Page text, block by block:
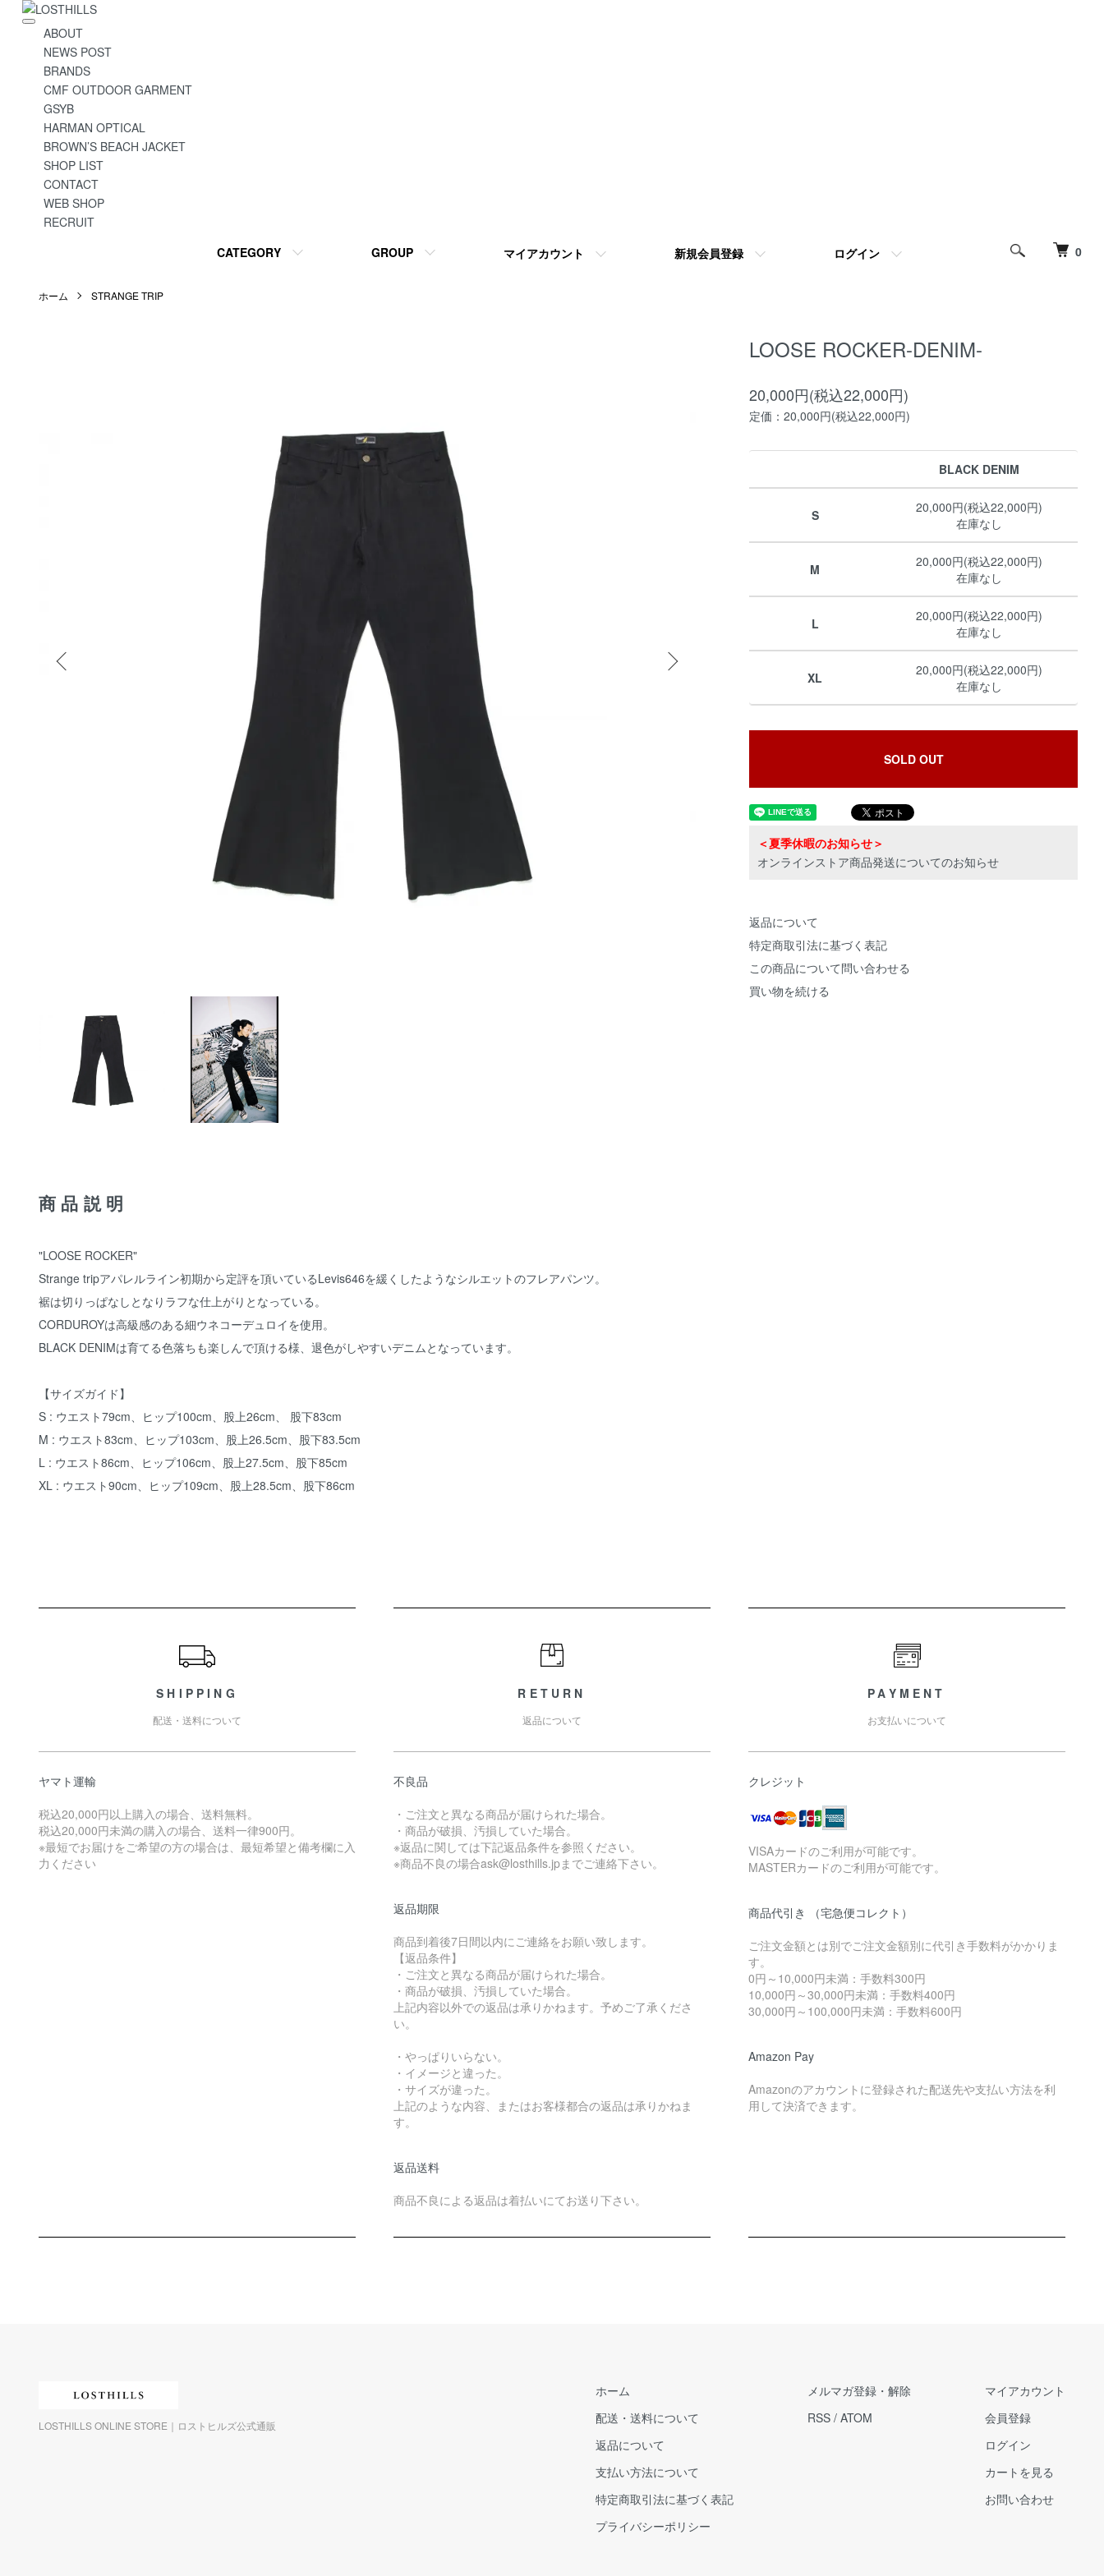
ABOUT
NEWS POST
BRANDS
CMF OUTDOOR GARMENT
GSYB
HARMAN OPTICAL
BROWN’S BEACH JACKET
SHOP LIST
CONTACT
WEB SHOP
RECRUIT
0
CATEGORY GROUP マイアカウント 新規会員登録 ログイン
ホーム STRANGE TRIP
LOOSE ROCKER-DENIM-
20,000円(税込22,000円)
定価：20,000円(税込22,000円)
BLACK DENIM
S
20,000円(税込22,000円)
在庫なし
M
20,000円(税込22,000円)
在庫なし
L
20,000円(税込22,000円)
在庫なし
XL
20,000円(税込22,000円)
在庫なし
SOLD OUT
＜夏季休暇のお知らせ＞
オンラインストア商品発送についてのお知らせ
返品について
特定商取引法に基づく表記
この商品について問い合わせる
買い物を続ける
商品説明
"LOOSE ROCKER"
Strange tripアパレルライン初期から定評を頂いているLevis646を緩くしたようなシルエットのフレアパンツ。
裾は切りっぱなしとなりラフな仕上がりとなっている。
CORDUROYは高級感のある細ウネコーデュロイを使用。
BLACK DENIMは育てる色落ちも楽しんで頂ける様、退色がしやすいデニムとなっています。
【サイズガイド】
S : ウエスト79cm、ヒップ100cm、股上26cm、 股下83cm
M : ウエスト83cm、ヒップ103cm、股上26.5cm、股下83.5cm
L : ウエスト86cm、ヒップ106cm、股上27.5cm、股下85cm
XL : ウエスト90cm、ヒップ109cm、股上28.5cm、股下86cm
SHIPPING
配送・送料について
ヤマト運輸
税込20,000円以上購入の場合、送料無料。
税込20,000円未満の購入の場合、送料一律900円。
※最短でお届けをご希望の方の場合は、最短希望と備考欄に入
力ください
RETURN
返品について
不良品
・ご注文と異なる商品が届けられた場合。
・商品が破損、汚損していた場合。
※返品に関しては下記返品条件を参照ください。
※商品不良の場合ask@losthills.jpまでご連絡下さい。
返品期限
商品到着後7日間以内にご連絡をお願い致します。
【返品条件】
・ご注文と異なる商品が届けられた場合。
・商品が破損、汚損していた場合。
上記内容以外での返品は承りかねます。予めご了承くださ
い。
・やっぱりいらない。
・イメージと違った。
・サイズが違った。
上記のような内容、またはお客様都合の返品は承りかねま
す。
返品送料
商品不良による返品は着払いにてお送り下さい。
PAYMENT
お支払いについて
クレジット
VISAカードのご利用が可能です。
MASTERカードのご利用が可能です。
商品代引き （宅急便コレクト）
ご注文金額とは別でご注文金額別に代引き手数料がかかりま
す。
0円～10,000円未満：手数料300円
10,000円～30,000円未満：手数料400円
30,000円～100,000円未満：手数料600円
Amazon Pay
Amazonのアカウントに登録された配送先や支払い方法を利
用して決済できます。
LOSTHILLS ONLINE STORE｜ロストヒルズ公式通販
ホーム
配送・送料について
返品について
支払い方法について
特定商取引法に基づく表記
プライバシーポリシー
メルマガ登録・解除
RSS / ATOM
マイアカウント
会員登録
ログイン
カートを見る
お問い合わせ